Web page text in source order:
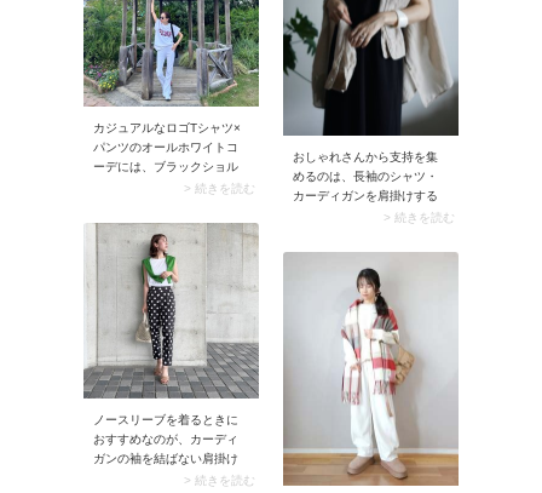
れて見えるから、暑くなっ
ても問題なし。またカーデ
ィガンは重ね着したときに
バランスよく見えるよう、
ゆったりとしたシルエット
を選んでおきましょう。1枚
持っておけばフル活躍して
くれますよ。
るコーデに仕上がります。
ここにシルバーチェーンネ
ックレスなど、アクセサリ
ーでアレンジを加えるのも
◎です。
おしゃれさんから支持を集
めるのは、長袖のシャツ・
カーディガンを肩掛けする
着こなし方。肩掛けといえ
が、ノースリーブに合わせ
るときは袖を垂らすだけの
方がイチ押し。二の腕がさ
りげなく隠れる上に、下に
落ちた袖がコーデを縦長に
見せるメリットもありま
す。シャツやカーディガン
を両肩に引っ掛けるだけで
OKなので、テクニック不要
でおしゃれに決まります。
> 続きを読む
カジュアルなロゴTシャツ×
パンツのオールホワイトコ
ーデには、ブラックショル
ダーバッグを肩掛けして引
アイテムでありながらこな
れて見えるのは、モノトー
ンでまとめているから。Tシ
ャツのロゴデザインも爽や
かなアクセントになってい
> 続きを読む
ノースリーブを着るときに
おすすめなのが、カーディ
ガンの袖を結ばない肩掛け
アレンジ。カーディガンの
> 続きを読む